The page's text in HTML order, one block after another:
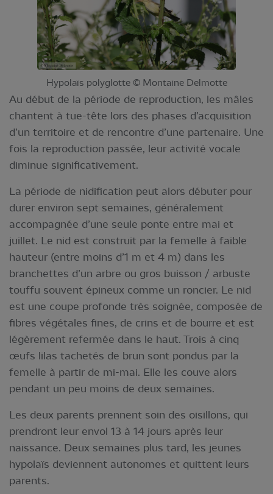
Hypolaïs polyglotte © Montaine Delmotte
Au début de la période de reproduction, les mâles
chantent à tue-tête lors des phases d’acquisition
d’un territoire et de rencontre d’une partenaire. Une
fois la reproduction passée, leur activité vocale
diminue significativement.
La période de nidification peut alors débuter pour
durer environ sept semaines, généralement
accompagnée d’une seule ponte entre mai et
juillet. Le nid est construit par la femelle à faible
hauteur (entre moins d’1 m et 4 m) dans les
branchettes d’un arbre ou gros buisson / arbuste
touffu souvent épineux comme un roncier. Le nid
est une coupe profonde très soignée, composée de
fibres végétales fines, de crins et de bourre et est
légèrement refermée dans le haut. Trois à cinq
œufs lilas tachetés de brun sont pondus par la
femelle à partir de mi-mai. Elle les couve alors
pendant un peu moins de deux semaines.
Les deux parents prennent soin des oisillons, qui
prendront leur envol 13 à 14 jours après leur
naissance. Deux semaines plus tard, les jeunes
hypolaïs deviennent autonomes et quittent leurs
parents.